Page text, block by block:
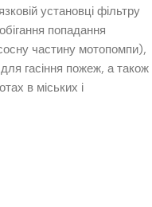
установці фільтру
попадання
частину мотопомпи),
гасіння пожеж, а також
в міських і